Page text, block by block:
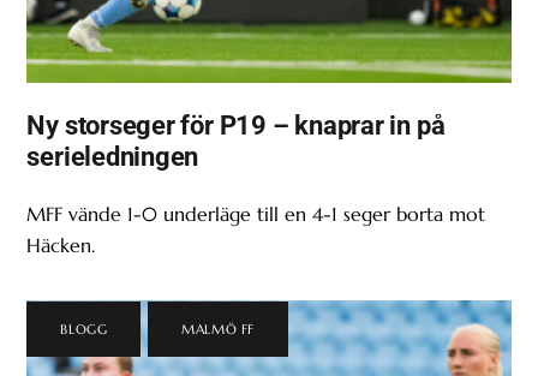
Ny storseger för P19 – knaprar in på
serieledningen
MFF vände 1-0 underläge till en 4-1 seger borta mot
Häcken.
BLOGG , MALMÖ FF